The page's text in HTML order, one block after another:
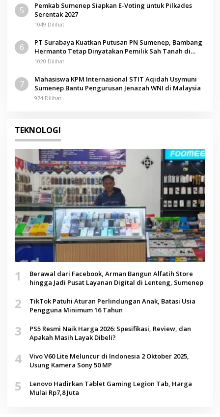
5
Pemkab Sumenep Siapkan E-Voting untuk Pilkades
Serentak 2027
1049 Dilihat
6
PT Surabaya Kuatkan Putusan PN Sumenep, Bambang
Hermanto Tetap Dinyatakan Pemilik Sah Tanah di
Pamolokan
1020 Dilihat
7
Mahasiswa KPM Internasional STIT Aqidah Usymuni
Sumenep Bantu Pengurusan Jenazah WNI di Malaysia
974 Dilihat
TEKNOLOGI
1
Berawal dari Facebook, Arman Bangun Alfatih Store
hingga Jadi Pusat Layanan Digital di Lenteng, Sumenep
2
TikTok Patuhi Aturan Perlindungan Anak, Batasi Usia
Pengguna Minimum 16 Tahun
3
PS5 Resmi Naik Harga 2026: Spesifikasi, Review, dan
Apakah Masih Layak Dibeli?
4
Vivo V60 Lite Meluncur di Indonesia 2 Oktober 2025,
Usung Kamera Sony 50 MP
5
Lenovo Hadirkan Tablet Gaming Legion Tab, Harga
Mulai Rp7,8 Juta